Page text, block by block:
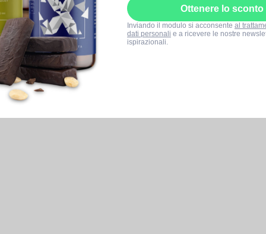
Ottenere lo sconto
Inviando il modulo si acconsente al
dati personali e a ricevere le nostre
ispirazionali.